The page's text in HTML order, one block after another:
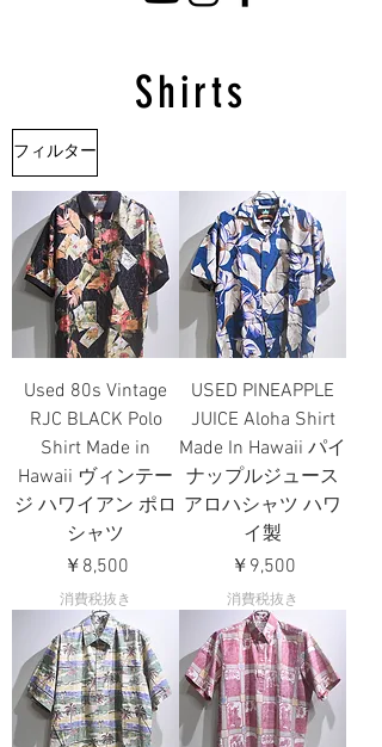
フィルター
Used 80s Vintage
RJC BLACK Polo
Shirt Made in
Hawaii ヴィンテー
ジ ハワイアン ポロ
シャツ
価格
￥8,500
消費税抜き
USED PINEAPPLE
JUICE Aloha Shirt
Made In Hawaii パイ
ナップルジュース
アロハシャツ ハワ
イ製
価格
￥9,500
消費税抜き
Shirts